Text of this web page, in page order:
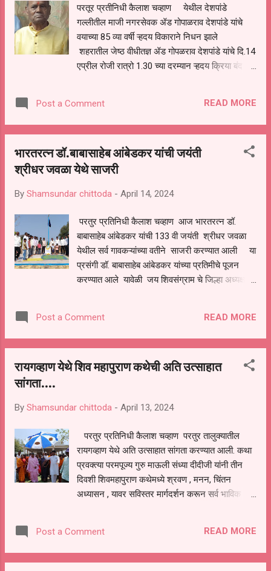
परतूर प्रतीनिधी कैलाश चव्हाण येथील देशपांडे
गल्लीतील माजी नगरसेवक ॲड गोपाळराव देशपांडे यांचे
वयाच्या 85 व्या वर्षी ऱ्हदय विकाराने निधन झाले
शहरातील जेष्ठ वीधीतज्ञ ॲड गोपळराव देशपांडे यांचे दि.14
एप्रील रोजी रात्रो 1.30 च्या दरम्यान ऱ्हदय क्रिया बंद
मुले , दोन मुली नांतवड आस परिवार आहे परतूर येथे दि.14
एप्रील रोजी सांय 4.00 वाजता गाव भागातील वैकूठधाम येथे
Post a Comment READ MORE
भारतरत्न डॉ.बाबासाहेब आंबेडकर यांची जयंती
श्रीधर जवळा येथे साजरी
By Shamsundar chittoda - April 14, 2024
परतुर प्रतिनिधी कैलाश चव्हाण आज भारतरत्न डॉ.
बाबासाहेब आंबेडकर यांची 133 वी जयंती श्रीधर जवळा
येथील सर्व गावकऱ्यांच्या वतीने साजरी करण्यात आली या
प्रसंगी डॉ. बाबासाहेब आंबेडकर यांच्या प्रतिमीचे पूजन
करण्यात आले यावेळी जय शिवसंग्राम चे जिल्हा अध्यक्ष
प्रल्हाद राजबिंडे, शिवाजी लहाने,भारत राजबिंडे, प्रल्हाद
राजबिंडे, भागवत काटे, शाश्वत लहाने,तुकाराम राजबिंडे,
राजबिंडे, पांडुरंग मगर, याच्या सह मोठ्या प्रमाणात गावकरी
Post a Comment READ MORE
रायगव्हाण येथे शिव महापुराण कथेची अति उत्साहात
सांगता....
By Shamsundar chittoda - April 13, 2024
परतुर प्रतिनिधी कैलाश चव्हाण परतुर तालुक्यातील
रायगव्हाण येथे अति उत्साहात सांगता करण्यात आली. कथा
प्रवक्त्या परमपूज्य गुरु माऊली संध्या दीदीजी यांनी तीन
दिवशी शिवमहापुराण कथेमध्ये श्रवण , मनन, चिंतन
अध्यासन , यावर सविस्तर मार्गदर्शन करून सर्व भाविक
वतीने भव्य दिव्य कमळाचे फुल बनवून परमपूज्य माऊलींचे
आसन कमळाच्या गादीमध्ये केले होते.विशेष म्हणजे श्रीक्षेत्र
Post a Comment READ MORE